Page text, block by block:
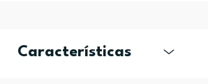
Características